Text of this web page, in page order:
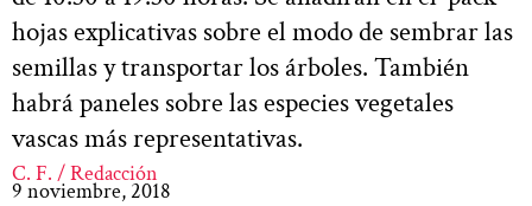
hojas explicativas sobre el modo de sembrar las
semillas y transportar los árboles. También
habrá paneles sobre las especies vegetales
vascas más representativas.
C. F. / Redacción
9 noviembre, 2018